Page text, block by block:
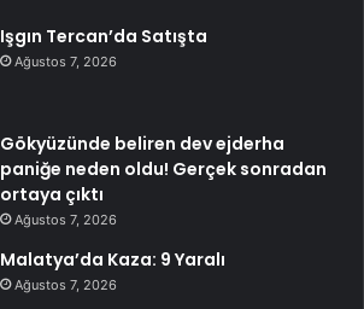
Işgın Tercan’da Satışta
Ağustos 7, 2026
Gökyüzünde beliren dev ejderha
paniğe neden oldu! Gerçek sonradan
ortaya çıktı
Ağustos 7, 2026
Malatya’da Kaza: 9 Yaralı
Ağustos 7, 2026